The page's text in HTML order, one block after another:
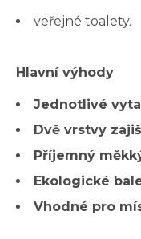
veřejné toalety.
Hlavní výhody
Jednotlivé
Dvě vrstvy
Příjemný
Ekologické
Vhodné pro